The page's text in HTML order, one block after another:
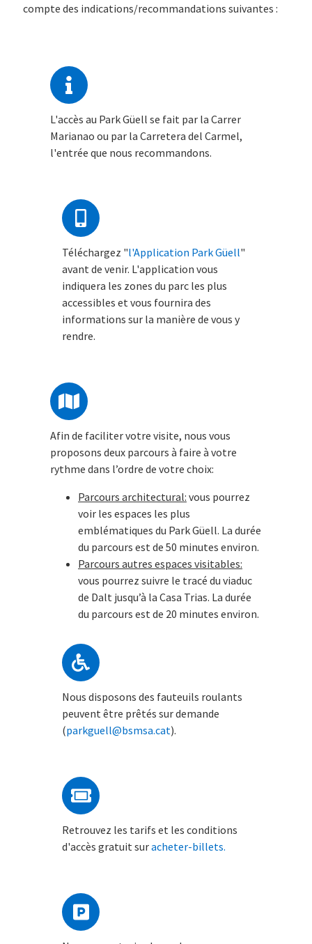
compte des indications/recommandations suivantes :
L'accès au Park Güell se fait par la Carrer
Marianao ou par la Carretera del Carmel,
l'entrée que nous recommandons.
Téléchargez "l'Application Park Güell"
avant de venir. L'application vous
indiquera les zones du parc les plus
accessibles et vous fournira des
informations sur la manière de vous y
rendre.
Afin de faciliter votre visite, nous vous
proposons deux parcours à faire à votre
rythme dans l’ordre de votre choix:
Parcours architectural: vous pourrez
voir les espaces les plus
emblématiques du Park Güell. La durée
du parcours est de 50 minutes environ.
Parcours autres espaces visitables:
vous pourrez suivre le tracé du viaduc
de Dalt jusqu’à la Casa Trias. La durée
du parcours est de 20 minutes environ.
Nous disposons des fauteuils roulants
peuvent être prêtés sur demande
(parkguell@bsmsa.cat).
Retrouvez les tarifs et les conditions
d'accès gratuit suracheter-billets.